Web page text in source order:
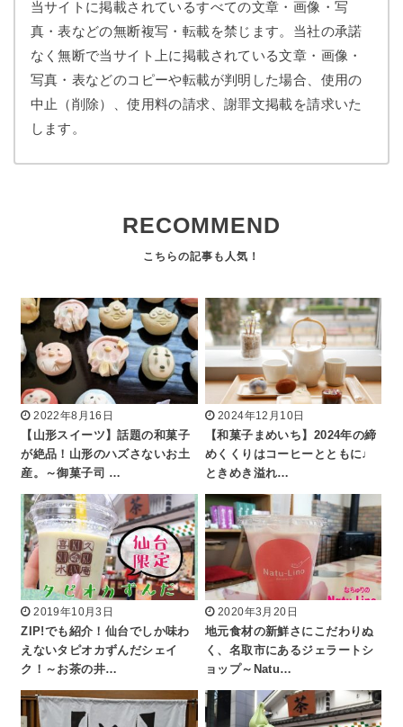
当サイトに掲載されているすべての文章・画像・写
真・表などの無断複写・転載を禁じます。当社の承諾
なく無断で当サイト上に掲載されている文章・画像・
写真・表などのコピーや転載が判明した場合、使用の
中止（削除）、使用料の請求、謝罪文掲載を請求いた
します。
RECOMMEND
2022年8月16日
【山形スイーツ】話題の和菓子
が絶品！山形のハズさないお土
産。～御菓子司 …
2024年12月10日
【和菓子まめいち】2024年の締
めくくりはコーヒーとともに♩
ときめき溢れ…
2019年10月3日
ZIP!でも紹介！仙台でしか味わ
えないタピオカずんだシェイ
ク！～お茶の井…
2020年3月20日
地元食材の新鮮さにこだわりぬ
く、名取市にあるジェラートシ
ョップ～Natu…